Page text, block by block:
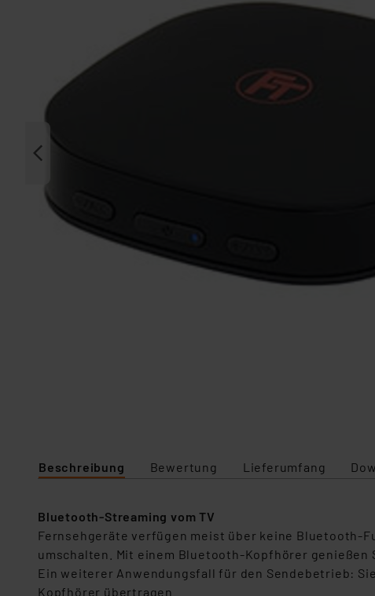
Beschreibung Bewertung Lieferumfang
Bluetooth-Streaming vom TV
Fernsehgeräte verfügen meist über keine Bluetooth-
umschalten. Mit einem Bluetooth-Kopfhörer genießen
Ein weiterer Anwendungsfall für den Sendebetrieb:
Kopfhörer übertragen.